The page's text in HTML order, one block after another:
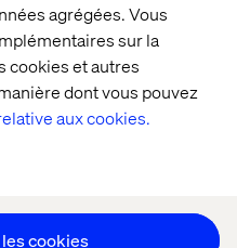
agrégées. Vous
sur la
cookies et autres
dont vous pouvez
aux cookies.
cookies